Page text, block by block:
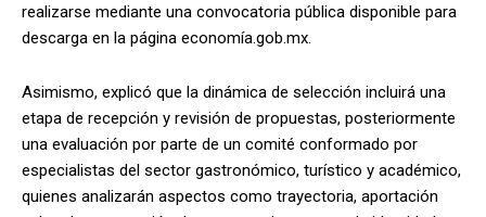
realizarse mediante una convocatoria pública disponible para
descarga en la página economía.gob.mx.
Asimismo, explicó que la dinámica de selección incluirá una
etapa de recepción y revisión de propuestas, posteriormente
una evaluación por parte de un comité conformado por
especialistas del sector gastronómico, turístico y académico,
quienes analizarán aspectos como trayectoria, aportación